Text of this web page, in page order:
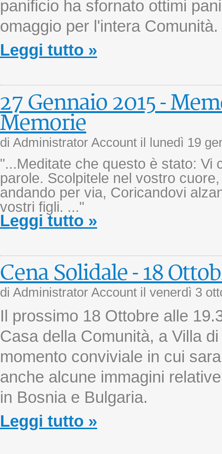
panificio ha sfornato ottimi
omaggio per l'intera Comunità.
Leggi tutto »
27 Gennaio 2015 -
Memorie
di Administrator Account il lunedì 19
"...Meditate che questo è stato: Vi
parole. Scolpitele nel vostro
andando per via, Coricandovi
vostri figli. ..."
Leggi tutto »
Cena Solidale - 18
di Administrator Account il venerdì 3
Il prossimo 18 Ottobre alle
Casa della Comunità, a Villa
momento conviviale in cui
anche alcune immagini
in Bosnia e Bulgaria.
Leggi tutto »